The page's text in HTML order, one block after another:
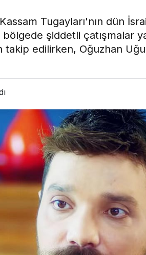
Tugayları'nın dün
bölgede şiddetli çatışmalar
takip edilirken, Oğuzhan